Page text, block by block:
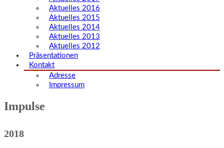
Aktuelles 2016
Aktuelles 2015
Aktuelles 2014
Aktuelles 2013
Aktuelles 2012
Präsentationen
Kontakt
Adresse
Impressum
Impulse
2018